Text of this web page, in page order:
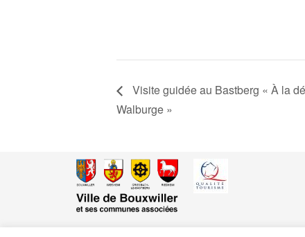
Visite guidée au Bastberg « À la
Walburge »